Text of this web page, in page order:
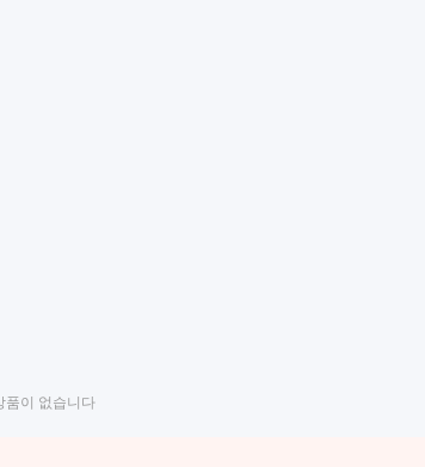
품이 없습니다